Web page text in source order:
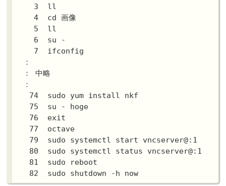
    3  ll
    4  cd 画像
    5  ll
    6  su -
    7  ifconfig
：
： 中略
：
   74  sudo yum install nkf
   75  su - hoge
   76  exit
   77  octave
   79  sudo systemctl start vncserver@:1
   80  sudo systemctl status vncserver@:1
   81  sudo reboot